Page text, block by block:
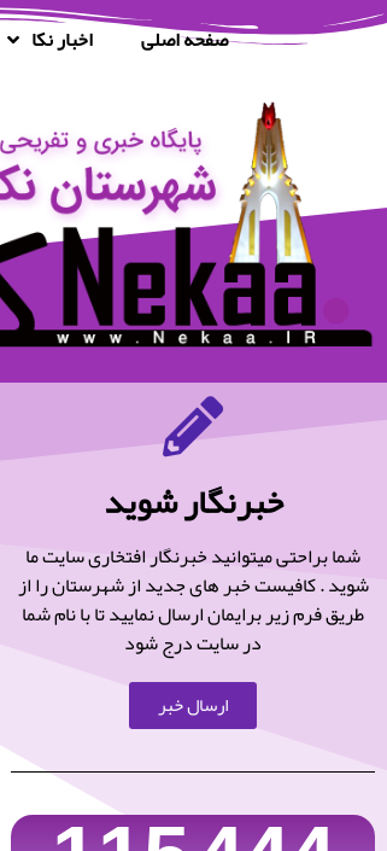
صفحه اصلی اخبار نکا
خبرنگار شوید
شما براحتی میتوانید خبرنگار افتخاری سایت ما
شوید . کافیست خبر های جدید از شهرستان را از
طریق فرم زیر برایمان ارسال نمایید تا با نام شما
در سایت درج شود
ارسال خبر